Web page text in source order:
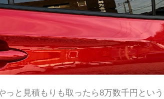
と見積もりも取ったら8万数千円という